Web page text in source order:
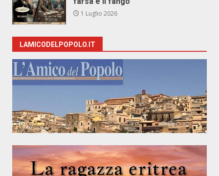
1 Luglio 2026
LAMICODELPOPOLO.IT